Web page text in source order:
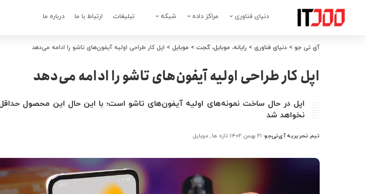
دنیای فناوری مراکز داده شبکه تبلیغات ارتباط با ما درباره ما
آی تی جو > دنیای فناوری > رایانه، موبایل، گجت > موبایل > اپل کار طراحی اولیه آیفون‌های تاشو را ادامه می‌دهد
اپل کار طراحی اولیه آیفون‌های تاشو را ادامه می‌دهد
نخواهد شد
ارسال
توسط
تیم تحریریه آی‌تی‌جو ۲۱ بهمن ۱۴۰۲ تازه ها موبایل